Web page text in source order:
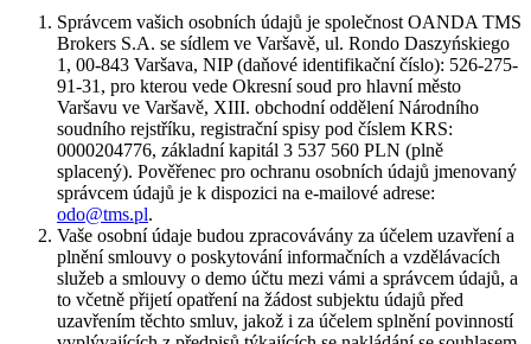
Správcem vašich osobních údajů je společnost OANDA TMS
Brokers S.A. se sídlem ve Varšavě, ul. Rondo Daszyńskiego
1, 00-843 Varšava, NIP (daňové identifikační číslo): 526-275-
91-31, pro kterou vede Okresní soud pro hlavní město
Varšavu ve Varšavě, XIII. obchodní oddělení Národního
soudního rejstříku, registrační spisy pod číslem KRS:
0000204776, základní kapitál 3 537 560 PLN (plně
splacený). Pověřenec pro ochranu osobních údajů jmenovaný
správcem údajů je k dispozici na e-mailové adrese:
odo@tms.pl.
Vaše osobní údaje budou zpracovávány za účelem uzavření a
plnění smlouvy o poskytování informačních a vzdělávacích
služeb a smlouvy o demo účtu mezi vámi a správcem údajů, a
to včetně přijetí opatření na žádost subjektu údajů před
uzavřením těchto smluv, jakož i za účelem splnění povinností